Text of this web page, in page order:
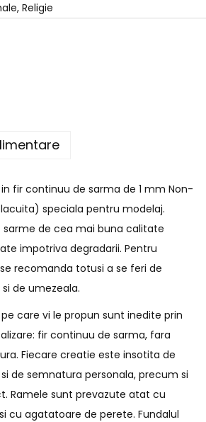
, Religie
fir continuu de sarma de 1 mm Non-
speciala pentru modelaj.
sarme de cea mai buna calitate
impotriva degradarii. Pentru
recomanda totusi a se feri de
de umezeala.
care vi le propun sunt inedite prin
fir continuu de sarma, fara
Fiecare creatie este insotita de
de semnatura personala, precum si
Ramele sunt prevazute atat cu
cu agatatoare de perete. Fundalul